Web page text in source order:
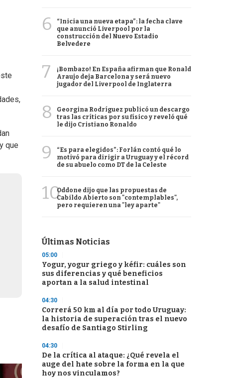
que
6
“Inicia una nueva etapa”: la fecha clave
que anunció Liverpool por la
construcción del Nuevo Estadio
Belvedere
7
¡Bombazo! En España afirman que Ronald
Araujo deja Barcelona y será nuevo
jugador del Liverpool de Inglaterra
8
Georgina Rodríguez publicó un descargo
tras las críticas por su físico y reveló qué
le dijo Cristiano Ronaldo
9
“Es para elegidos”: Forlán contó qué lo
motivó para dirigir a Uruguay y el récord
de su abuelo como DT de la Celeste
10Oddone dijo que las propuestas de
Cabildo Abierto son "contemplables",
pero requieren una "ley aparte"
Últimas Noticias
05:00
Yogur, yogur griego y kéfir: cuáles son
sus diferencias y qué beneficios
aportan a la salud intestinal
04:30
Correrá 50 km al día por todo Uruguay:
la historia de superación tras el nuevo
desafío de Santiago Stirling
04:30
De la crítica al ataque: ¿Qué revela el
auge del hate sobre la forma en la que
hoy nos vinculamos?